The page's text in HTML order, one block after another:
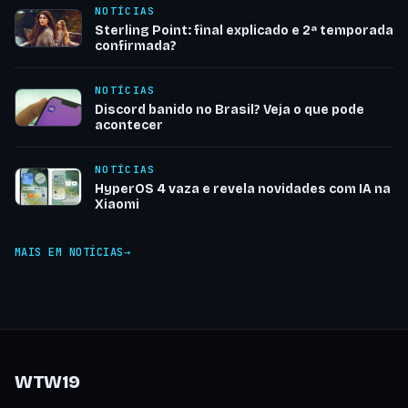
NOTÍCIAS
Sterling Point: final explicado e 2ª temporada
confirmada?
NOTÍCIAS
Discord banido no Brasil? Veja o que pode
acontecer
NOTÍCIAS
HyperOS 4 vaza e revela novidades com IA na
Xiaomi
MAIS EM NOTÍCIAS
WTW19